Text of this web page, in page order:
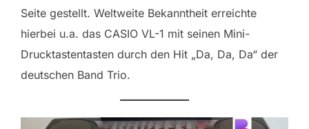
Seite gestellt. Weltweite Bekanntheit erreichte
hierbei u.a. das CASIO VL-1 mit seinen Mini-
Drucktastentasten durch den Hit „Da, Da, Da“ der
deutschen Band Trio.